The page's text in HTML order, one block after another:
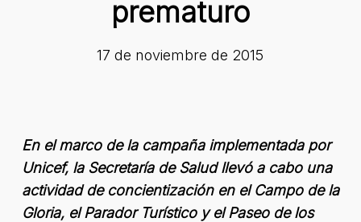
prematuro
17 de noviembre de 2015
En el marco de la campaña implementada por
Unicef, la Secretaría de Salud llevó a cabo una
actividad de concientización en el Campo de la
Gloria, el Parador Turístico y el Paseo de los